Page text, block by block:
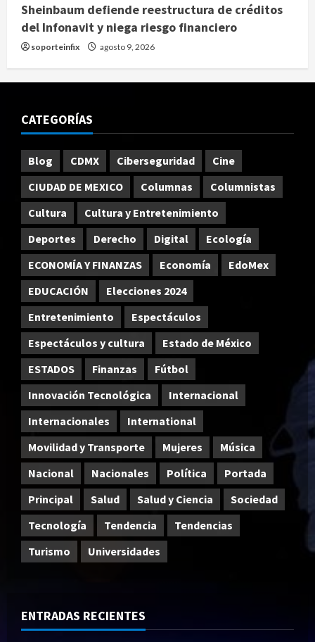
Sheinbaum defiende reestructura de créditos
del Infonavit y niega riesgo financiero
soporteinfix agosto 9, 2026
CATEGORÍAS
Blog CDMX Ciberseguridad
Cine
CIUDAD DE MEXICO
Columnas
Columnistas
Cultura
Cultura y Entretenimiento
Deportes
Derecho Digital
Ecología
ECONOMÍA Y FINANZAS
Economía
EdoMex
EDUCACIÓN
Elecciones 2024
Entretenimiento
Espectáculos
Espectáculos y cultura
Estado de México
ESTADOS
Finanzas
Fútbol
Innovación Tecnológica
Internacional
Internacionales
International
Movilidad y Transporte
Mujeres
Música
Nacional
Nacionales Política
Portada
Principal
Salud Salud y Ciencia
Sociedad
Tecnología
Tendencia
Tendencias
Turismo
Universidades
ENTRADAS RECIENTES